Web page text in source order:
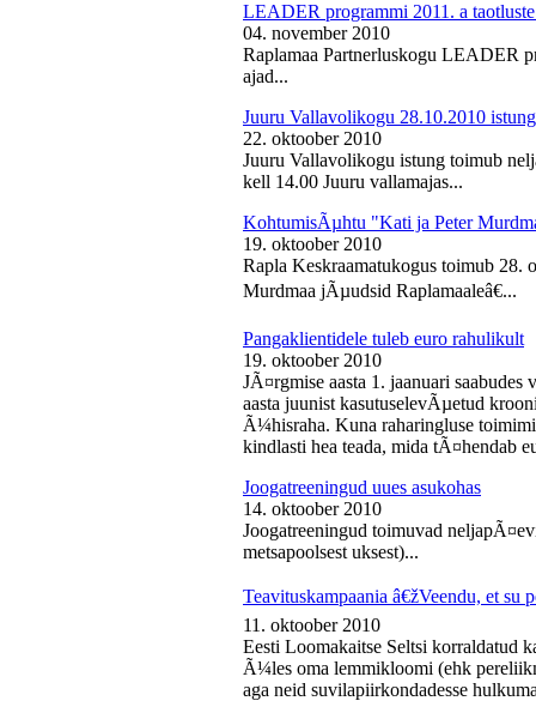
LEADER programmi 2011. a
04. november 2010
Raplamaa Partnerluskogu LEADER
ajad...
Juuru Vallavolikogu 28.10.2010 istung
22. oktoober 2010
Juuru Vallavolikogu istung toimub
kell 14.00 Juuru vallamajas...
KohtumisÃµhtu "Kati ja Peter
19. oktoober 2010
Rapla Keskraamatukogus toimub
Murdmaa jÃµudsid Raplamaaleâ€...
Pangaklientidele tuleb euro rahulikult
19. oktoober 2010
JÃ¤rgmise aasta 1. jaanuari
aasta juunist kasutuselevÃµetud
Ã¼hisraha. Kuna raharingluse
kindlasti hea teada, mida tÃ¤hendab
Joogatreeningud uues asukohas
14. oktoober 2010
Joogatreeningud toimuvad
metsapoolsest uksest)...
Teavituskampaania â€žVeendu, et su
11. oktoober 2010
Eesti Loomakaitse Seltsi korraldatud
Ã¼les oma lemmikloomi (ehk
aga neid suvilapiirkondadesse